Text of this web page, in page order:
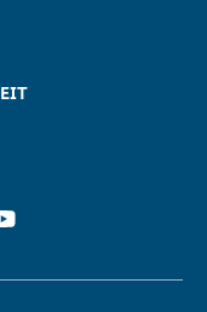
YOUTUBE